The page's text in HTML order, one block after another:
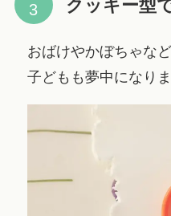
クッキー型
おばけやかぼちゃな
子どもも夢中になりま